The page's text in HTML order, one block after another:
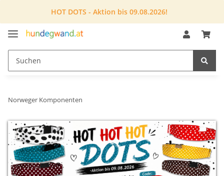
HOT DOTS - Aktion bis 09.08.2026!
Norweger Komponenten